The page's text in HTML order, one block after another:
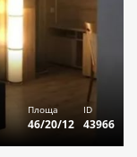
Площа
46/20/12
ID
43966